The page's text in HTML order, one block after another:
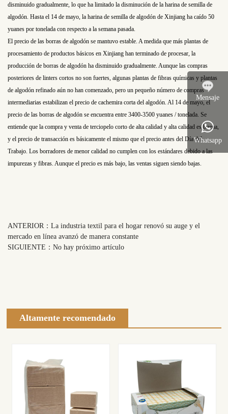
disminuido gradualmente, lo que ha limitado la disminución de la harina de semilla de
algodón. Hasta el 14 de mayo, la harina de semilla de algodón de Xinjiang ha caído 50
yuanes por tonelada con respecto a la semana pasada.
El precio de las borras de algodón se mantuvo estable. A medida que más plantas de
procesamiento de productos básicos en Xinjiang han terminado de procesar, la
producción de borras de algodón ha disminuido gradualmente. Aunque las compras
posteriores de linters cortos no son fuertes, algunas plantas de fibras químicas y plantas
de algodón refinado aún no han comenzado, pero un pequeño número de compras
intermediarias estabilizan el precio de cachemira corta del algodón. Al 14 de mayo, el
precio de las borras de algodón se encuentra entre 3400-3500 yuanes / tonelada. Se
entiende que la compra y venta de terciopelo corto de alta calidad y alta calidad es buena,
y el precio de transacción es básicamente el mismo que el precio antes del Día del
Trabajo. Los borradores de menor calidad no cumplen con los estándares debido a las
impurezas y fibras. Aunque el precio es más bajo, las ventas siguen siendo bajas.
ANTERIOR： La industria textil para el hogar renovó su auge y el
mercado en línea avanzó de manera constante
SIGUIENTE： No hay próximo artículo
Altamente recomendado
Mensaje
Whatsapp